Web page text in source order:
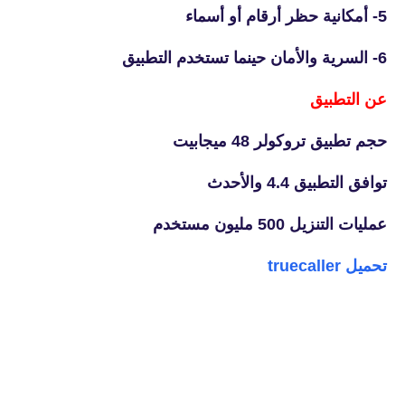
5- أمكانية حظر أرقام أو أسماء
6- السرية والأمان حينما تستخدم التطبيق
عن التطبيق
حجم تطبيق تروكولر 48 ميجابيت
توافق التطبيق 4.4 والأحدث
عمليات التنزيل 500 مليون مستخدم
تحميل truecaller